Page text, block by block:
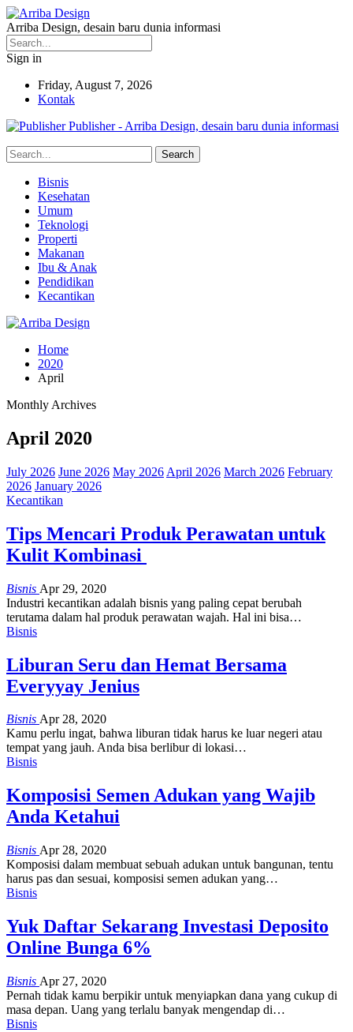
Arriba Design, desain baru dunia informasi
Sign in
Friday, August 7, 2026
Kontak
Publisher - Arriba Design, desain baru dunia informasi
Bisnis
Kesehatan
Umum
Teknologi
Properti
Makanan
Ibu & Anak
Pendidikan
Kecantikan
Home
2020
April
Monthly Archives
April 2020
July 2026 June 2026 May 2026 April 2026 March 2026 February
2026 January 2026
Kecantikan
Tips Mencari Produk Perawatan untuk
Kulit Kombinasi
Bisnis Apr 29, 2020
Industri kecantikan adalah bisnis yang paling cepat berubah
terutama dalam hal produk perawatan wajah. Hal ini bisa…
Bisnis
Liburan Seru dan Hemat Bersama
Everyyay Jenius
Bisnis Apr 28, 2020
Kamu perlu ingat, bahwa liburan tidak harus ke luar negeri atau
tempat yang jauh. Anda bisa berlibur di lokasi…
Bisnis
Komposisi Semen Adukan yang Wajib
Anda Ketahui
Bisnis Apr 28, 2020
Komposisi dalam membuat sebuah adukan untuk bangunan, tentu
harus pas dan sesuai, komposisi semen adukan yang…
Bisnis
Yuk Daftar Sekarang Investasi Deposito
Online Bunga 6%
Bisnis Apr 27, 2020
Pernah tidak kamu berpikir untuk menyiapkan dana yang cukup di
masa depan. Uang yang terlalu banyak mengendap di…
Bisnis